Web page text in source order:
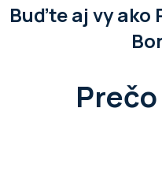
Buďte aj vy ako